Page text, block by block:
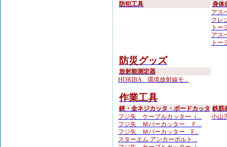
防犯工具
身体
アス
クレ
トー
アス
トー
防災グッズ
放射能測定器
HORIBA 環境放射線モ...
作業工具
鋏・全ネジカッタ・ボードカッタ
フジ矢 ケーブルカッター（...
フジ矢 Ｍバーカッター Ｆ...
フジ矢 Ｍバーカッター F...
スターエム アンカーボルト...
鉄筋
小山